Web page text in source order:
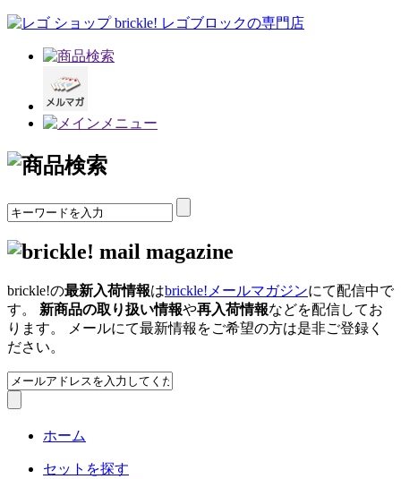
brickle!の最新入荷情報はbrickle!メールマガジンにて配信中で
す。 新商品の取り扱い情報や再入荷情報などを配信してお
ります。 メールにて最新情報をご希望の方は是非ご登録く
ださい。
ホーム
セットを探す